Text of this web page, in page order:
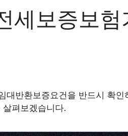
세보증보험
대반환보증요건을 반드시 확
펴보겠습니다.